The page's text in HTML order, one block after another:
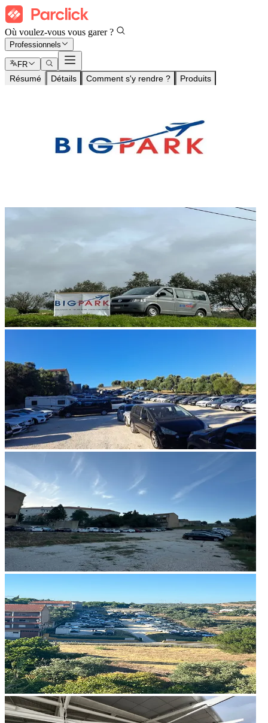
Où voulez-vous vous garer ?
Professionnels
FR
Résumé Détails Comment s'y rendre ? Produits